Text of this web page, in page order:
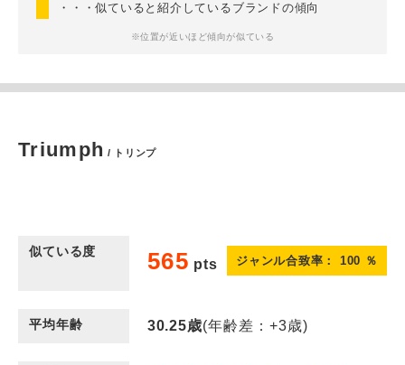
・・・似ていると紹介しているブランドの傾向
※位置が近いほど傾向が似ている
Triumph / トリンプ
似ている度 565 pts ジャンル合致率： 100 ％
平均年齢 30.25歳(年齢差：+3歳)